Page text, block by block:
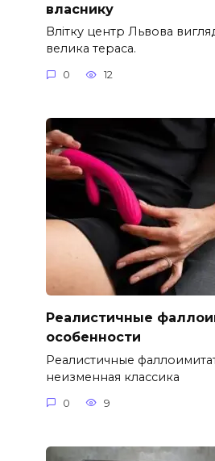
власнику
Влітку центр Львова
велика тераса.
0 12
Реалистичные
особенности
Реалистичные
неизменная классика
0 9